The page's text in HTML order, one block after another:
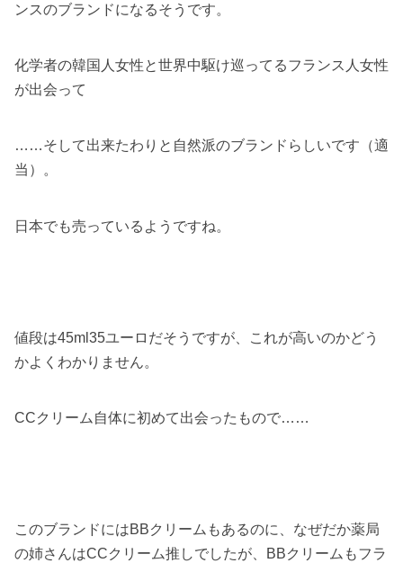
ンスのブランドになるそうです。
化学者の韓国人女性と世界中駆け巡ってるフランス人女性
が出会って
……そして出来たわりと自然派のブランドらしいです（適
当）。
日本でも売っているようですね。
値段は45ml35ユーロだそうですが、これが高いのかどう
かよくわかりません。
CCクリーム自体に初めて出会ったもので……
このブランドにはBBクリームもあるのに、なぜだか薬局
の姉さんはCCクリーム推しでしたが、BBクリームもフラ